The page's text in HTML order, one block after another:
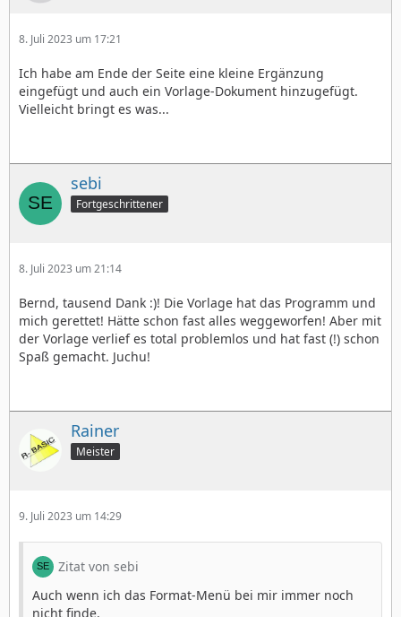
8. Juli 2023 um 17:21
Ich habe am Ende der Seite eine kleine Ergänzung
eingefügt und auch ein Vorlage-Dokument hinzugefügt.
Vielleicht bringt es was...
sebi
Fortgeschrittener
8. Juli 2023 um 21:14
Bernd, tausend Dank :)! Die Vorlage hat das Programm und
mich gerettet! Hätte schon fast alles weggeworfen! Aber mit
der Vorlage verlief es total problemlos und hat fast (!) schon
Spaß gemacht. Juchu!
Rainer
Meister
9. Juli 2023 um 14:29
Zitat von sebi
Auch wenn ich das Format-Menü bei mir immer noch
nicht finde.